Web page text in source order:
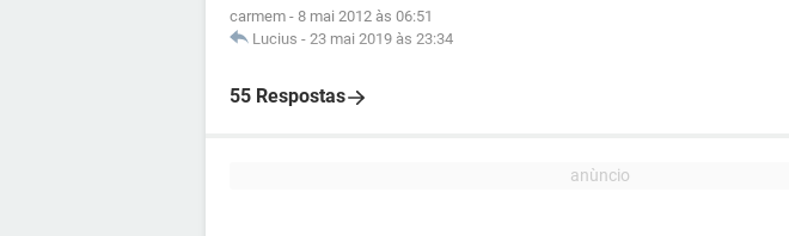
carmem - 8 mai 2012 às 06:51
Lucius - 23 mai 2019 às 23:34
55 Respostas